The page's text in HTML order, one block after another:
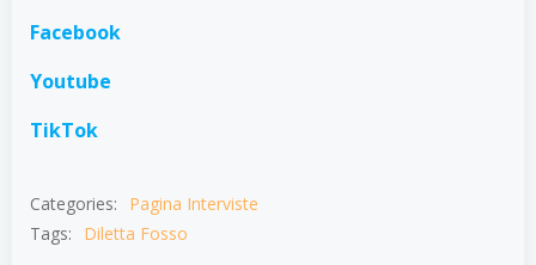
Facebook
Youtube
TikTok
Categories:
Pagina Interviste
Tags:
Diletta Fosso